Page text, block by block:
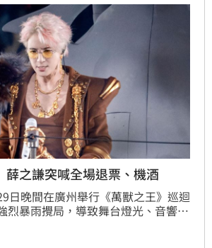
之謙突喊全場退票、機酒
日晚間在廣州舉行《萬獸之王》巡迴
烈暴雨攪局，導致舞台燈光、音響及
薛之謙在台上向觀眾致歉，坦言原先